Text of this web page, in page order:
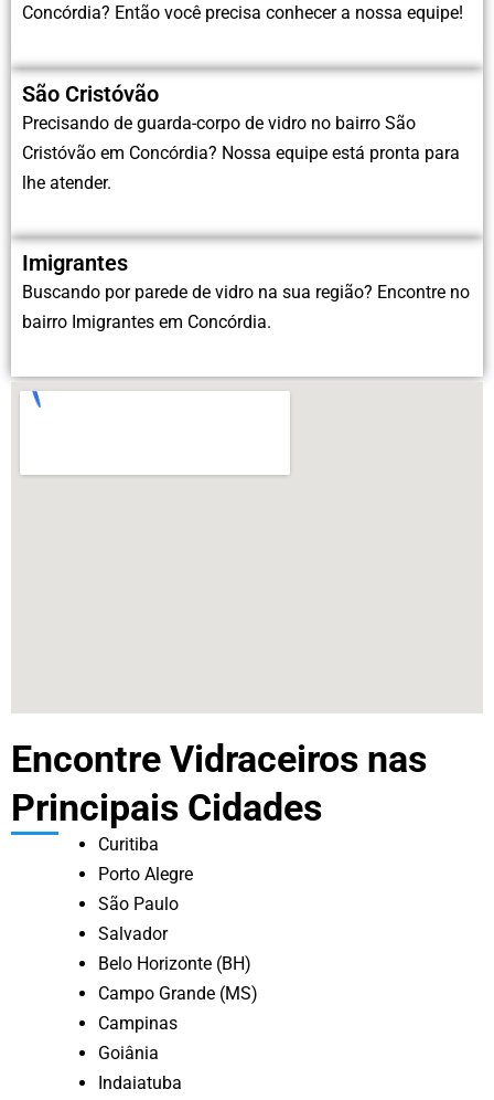
Concórdia? Então você precisa conhecer a nossa equipe!
São Cristóvão
Precisando de guarda-corpo de vidro no bairro São
Cristóvão em Concórdia? Nossa equipe está pronta para
lhe atender.
Imigrantes
Buscando por parede de vidro na sua região? Encontre no
bairro Imigrantes em Concórdia.
Encontre Vidraceiros nas
Principais Cidades
Curitiba
Porto Alegre
São Paulo
Salvador
Belo Horizonte (BH)
Campo Grande (MS)
Campinas
Goiânia
Indaiatuba